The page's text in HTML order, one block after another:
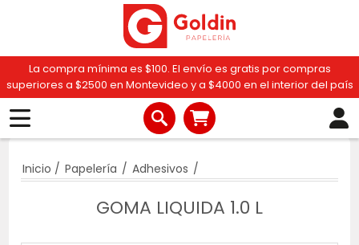
La compra mínima es $100. El envío es gratis por compras
superiores a $2500 en Montevideo y a $4000 en el interior del país
Inicio / Papelería / Adhesivos /
GOMA LIQUIDA 1.0 L